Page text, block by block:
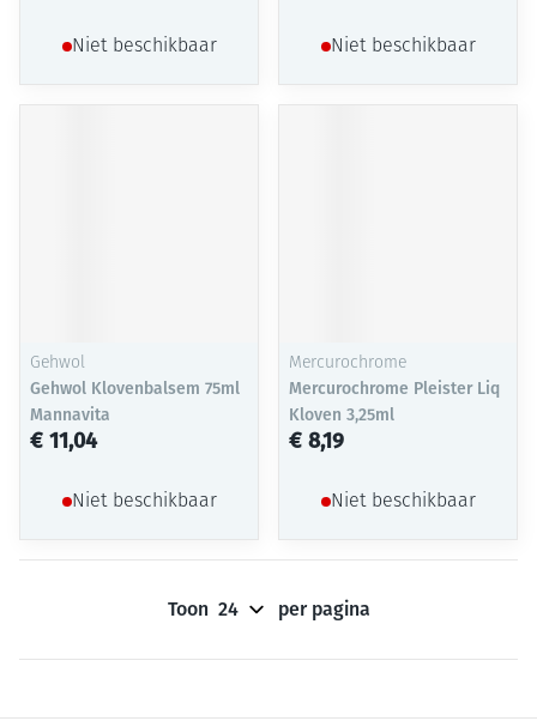
Niet beschikbaar Niet beschikbaar
Gehwol
Gehwol Klovenbalsem 75ml
Mannavita
€ 11,04
Niet beschikbaar
Mercurochrome
Mercurochrome Pleister Liq
Kloven 3,25ml
€ 8,19
Niet beschikbaar
Toon per pagina